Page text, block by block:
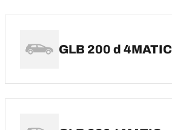
GLB 200 d 4MATIC